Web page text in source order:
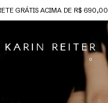
GRÁTIS ACIMA DE R$ 690,00
0